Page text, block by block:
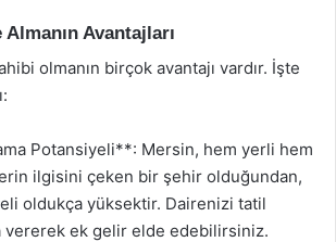
Avantajları
olmanın birçok avantajı vardır. İşte
Potansiyeli**: Mersin, hem yerli hem
ilgisini çeken bir şehir olduğundan,
oldukça yüksektir. Dairenizi tatil
vererek ek gelir elde edebilirsiniz.